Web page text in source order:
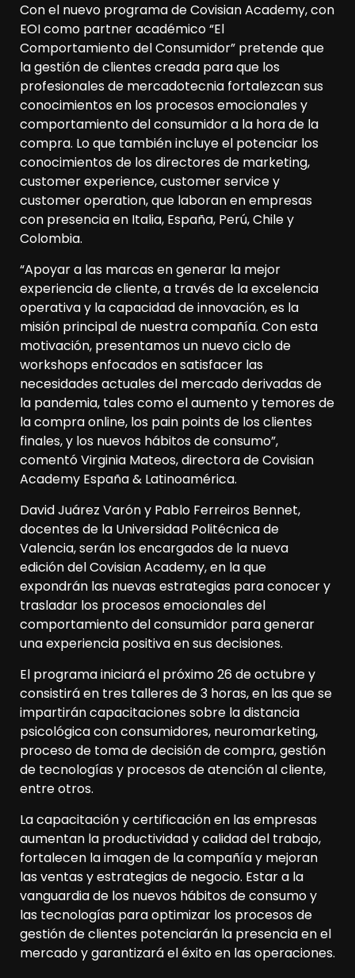
Con el nuevo programa de Covisian Academy, con
EOI como partner académico “El
Comportamiento del Consumidor” pretende que
la gestión de clientes creada para que los
profesionales de mercadotecnia fortalezcan sus
conocimientos en los procesos emocionales y
comportamiento del consumidor a la hora de la
compra. Lo que también incluye el potenciar los
conocimientos de los directores de marketing,
customer experience, customer service y
customer operation, que laboran en empresas
con presencia en Italia, España, Perú, Chile y
Colombia.
“Apoyar a las marcas en generar la mejor
experiencia de cliente, a través de la excelencia
operativa y la capacidad de innovación, es la
misión principal de nuestra compañía. Con esta
motivación, presentamos un nuevo ciclo de
workshops enfocados en satisfacer las
necesidades actuales del mercado derivadas de
la pandemia, tales como el aumento y temores de
la compra online, los pain points de los clientes
finales, y los nuevos hábitos de consumo”,
comentó Virginia Mateos, directora de Covisian
Academy España & Latinoamérica.
David Juárez Varón y Pablo Ferreiros Bennet,
docentes de la Universidad Politécnica de
Valencia, serán los encargados de la nueva
edición del Covisian Academy, en la que
expondrán las nuevas estrategias para conocer y
trasladar los procesos emocionales del
comportamiento del consumidor para generar
una experiencia positiva en sus decisiones.
El programa iniciará el próximo 26 de octubre y
consistirá en tres talleres de 3 horas, en las que se
impartirán capacitaciones sobre la distancia
psicológica con consumidores, neuromarketing,
proceso de toma de decisión de compra, gestión
de tecnologías y procesos de atención al cliente,
entre otros.
La capacitación y certificación en las empresas
aumentan la productividad y calidad del trabajo,
fortalecen la imagen de la compañía y mejoran
las ventas y estrategias de negocio. Estar a la
vanguardia de los nuevos hábitos de consumo y
las tecnologías para optimizar los procesos de
gestión de clientes potenciarán la presencia en el
mercado y garantizará el éxito en las operaciones.